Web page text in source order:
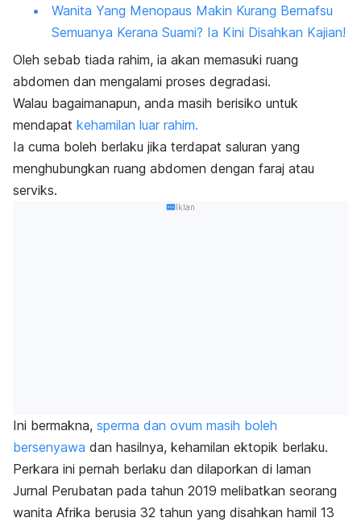
Wanita Yang Menopaus Makin Kurang Bernafsu
Semuanya Kerana Suami? Ia Kini Disahkan Kajian!
Oleh sebab tiada rahim, ia akan memasuki ruang
abdomen dan mengalami proses degradasi.
Walau bagaimanapun, anda masih berisiko untuk
mendapat kehamilan luar rahim.
Ia cuma boleh berlaku jika terdapat saluran yang
menghubungkan ruang abdomen dengan faraj atau
serviks.
Iklan
Ini bermakna, sperma dan ovum masih boleh
bersenyawa dan hasilnya, kehamilan ektopik berlaku.
Perkara ini pernah berlaku dan dilaporkan di laman
Jurnal Perubatan pada tahun 2019 melibatkan seorang
wanita Afrika berusia 32 tahun yang disahkan hamil 13